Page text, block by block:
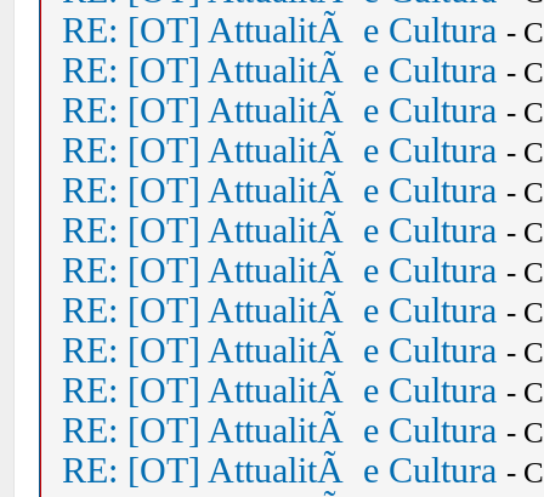
RE: [OT] AttualitÃ e Cultura -
RE: [OT] AttualitÃ e Cultura -
RE: [OT] AttualitÃ e Cultura -
RE: [OT] AttualitÃ e Cultura -
RE: [OT] AttualitÃ e Cultura -
RE: [OT] AttualitÃ e Cultura -
RE: [OT] AttualitÃ e Cultura -
RE: [OT] AttualitÃ e Cultura -
RE: [OT] AttualitÃ e Cultura -
RE: [OT] AttualitÃ e Cultura -
RE: [OT] AttualitÃ e Cultura -
RE: [OT] AttualitÃ e Cultura -